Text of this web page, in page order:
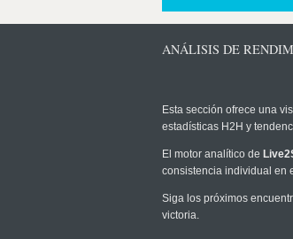
ANÁLISIS DE
Esta sección ofrece una
estadísticas H2H y
El motor analítico de
consistencia individual en
Siga los próximos
victoria.